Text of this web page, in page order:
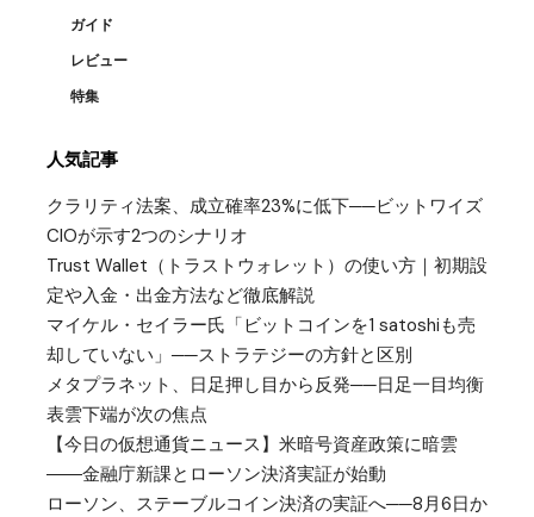
ガイド
レビュー
特集
人気記事
クラリティ法案、成立確率23%に低下──ビットワイズ
CIOが示す2つのシナリオ
Trust Wallet（トラストウォレット）の使い方｜初期設
定や入金・出金方法など徹底解説
マイケル・セイラー氏「ビットコインを1 satoshiも売
却していない」──ストラテジーの方針と区別
メタプラネット、日足押し目から反発──日足一目均衡
表雲下端が次の焦点
【今日の仮想通貨ニュース】米暗号資産政策に暗雲
――金融庁新課とローソン決済実証が始動
ローソン、ステーブルコイン決済の実証へ──8月6日か